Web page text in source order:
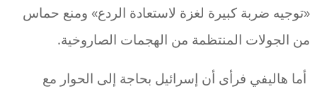
«توجيه ضربة كبيرة لغزة لاستعادة الردع» ومنع حماس
من الجولات المنتظمة من الهجمات الصاروخية.
أما هاليفي فرأى أن إسرائيل بحاجة إلى الحوار مع